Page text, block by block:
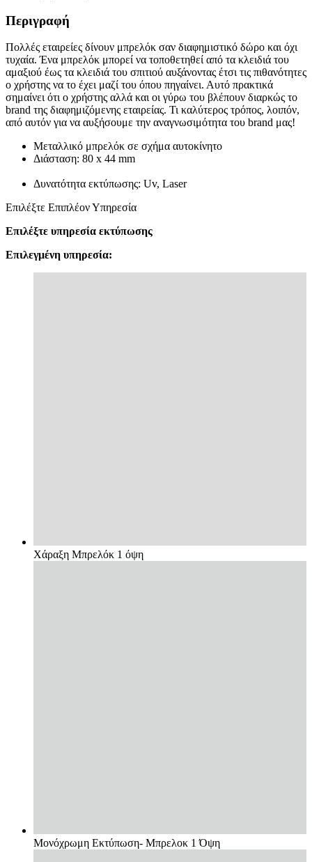
Περιγραφή
Πολλές εταιρείες δίνουν μπρελόκ σαν διαφημιστικό δώρο και όχι
τυχαία. Ένα μπρελόκ μπορεί να τοποθετηθεί από τα κλειδιά του
αμαξιού έως τα κλειδιά του σπιτιού αυξάνοντας έτσι τις πιθανότητες
ο χρήστης να το έχει μαζί του όπου πηγαίνει. Αυτό πρακτικά
σημαίνει ότι ο χρήστης αλλά και οι γύρω του βλέπουν διαρκώς το
brand της διαφημιζόμενης εταιρείας. Τι καλύτερος τρόπος, λοιπόν,
από αυτόν για να αυξήσουμε την αναγνωσιμότητα του brand μας!
Μεταλλικό μπρελόκ σε σχήμα αυτοκίνητο
Διάσταση: 80 x 44 mm
Δυνατότητα εκτύπωσης: Uv, Laser
Επιλέξτε Επιπλέον Υπηρεσία
Επιλέξτε υπηρεσία εκτύπωσης
Επιλεγμένη υπηρεσία:
Χάραξη Μπρελόκ 1 όψη
Μονόχρωμη Εκτύπωση- Μπρελοκ 1 Όψη